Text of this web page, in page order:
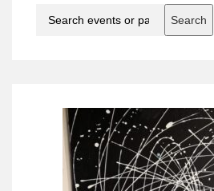
Search